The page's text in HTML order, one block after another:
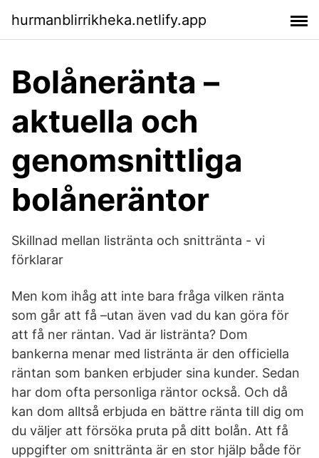
hurmanblirrikheka.netlify.app
Bolåneränta –
aktuella och
genomsnittliga
bolåneräntor
Skillnad mellan listränta och snittränta - vi
förklarar
Men kom ihåg att inte bara fråga vilken ränta
som går att få –utan även vad du kan göra för
att få ner räntan. Vad är listränta? Dom
bankerna menar med listränta är den officiella
räntan som banken erbjuder sina kunder. Sedan
har dom ofta personliga räntor också. Och då
kan dom alltså erbjuda en bättre ränta till dig om
du väljer att försöka pruta på ditt bolån. Att få
uppgifter om snittränta är en stor hjälp både för